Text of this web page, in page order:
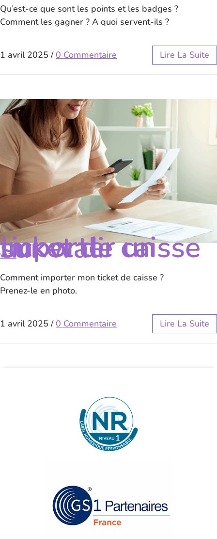
Qu’est-ce que sont les points et les badges ?
Comment les gagner ? A quoi servent-ils ?
1 avril 2025 / 0 Commentaire Lire La Suite
Importer un ticket de caisse sur wali
wali
Comment importer mon ticket de caisse ?
Prenez-le en photo.
1 avril 2025 / 0 Commentaire Lire La Suite